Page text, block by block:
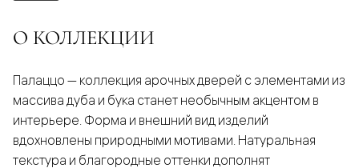
О КОЛЛЕКЦИИ
Палаццо — коллекция арочных дверей с элементами из
массива дуба и бука станет необычным акцентом в
интерьере. Форма и внешний вид изделий
вдохновлены природными мотивами. Натуральная
текстура и благородные оттенки дополнят